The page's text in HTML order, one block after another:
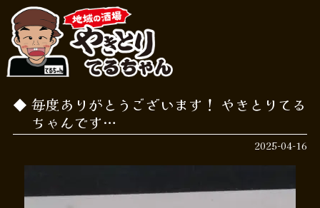
毎度ありがとうございます！ やきとりてる
ちゃんです…
2025-04-16